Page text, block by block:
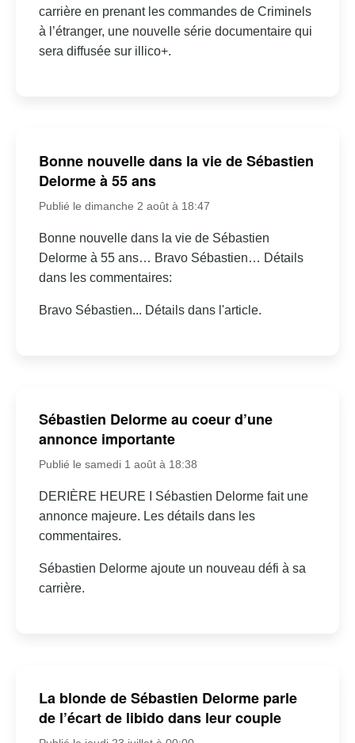
carrière en prenant les commandes de Criminels
à l’étranger, une nouvelle série documentaire qui
sera diffusée sur illico+.
Bonne nouvelle dans la vie de Sébastien
Delorme à 55 ans
Publié le dimanche 2 août à 18:47
Bonne nouvelle dans la vie de Sébastien
Delorme à 55 ans… Bravo Sébastien… Détails
dans les commentaires:
Bravo Sébastien... Détails dans l'article.
Sébastien Delorme au coeur d’une
annonce importante
Publié le samedi 1 août à 18:38
DERIÈRE HEURE I Sébastien Delorme fait une
annonce majeure. Les détails dans les
commentaires.
Sébastien Delorme ajoute un nouveau défi à sa
carrière.
La blonde de Sébastien Delorme parle
de l’écart de libido dans leur couple